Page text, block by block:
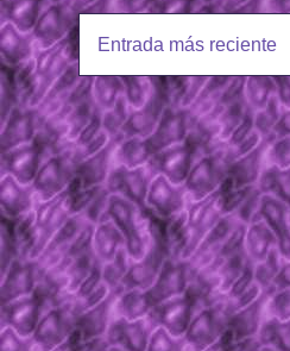
Entrada más reciente